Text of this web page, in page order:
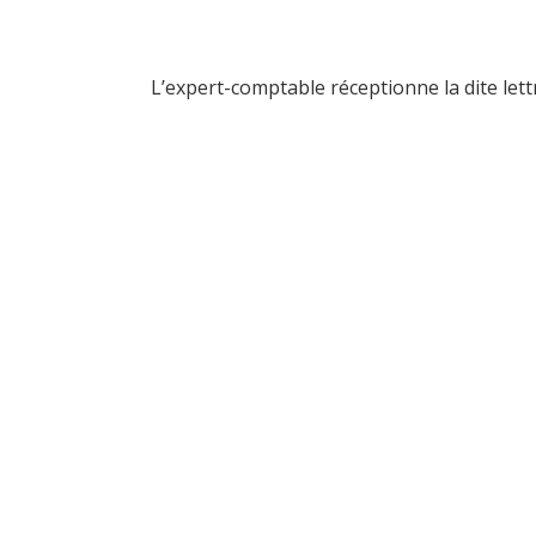
L’expert-comptable réceptionne la dite